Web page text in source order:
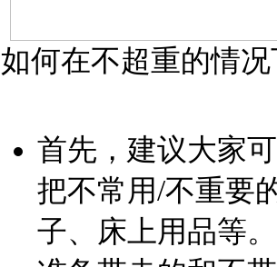
如何在不超重的情
首先，建议大家
把不常用/不重要
子、床上用品等